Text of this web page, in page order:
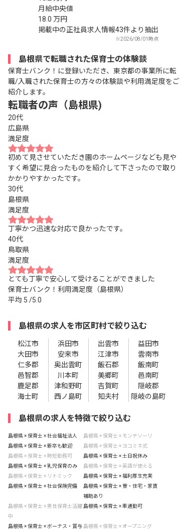
月給中央値
18.0 万円
掲載中の正社員求人情報43件より抽出
※2026/08/01時点
島根県で転職された保育士の体験談
保育士バンク！に登録いただき、東京都の事業所に転
職/入職された保育士の方々の体験談や利用満足度をご
紹介します。
転職者の声（島根県)
20代
広島県
満足度
初めて見させていただき園のホームページなども見や
すく希望に見合ったものを紹介して下さったので取り
かかりやすかったです。
30代
島根県
満足度
丁寧かつ迅速な対応で良かったです。
40代
鳥取県
満足度
とても丁寧で安心して受けることができました
保育士バンク！利用満足度（島根県）
平均 5 /5.0
島根県の求人を市区町村で絞り込む
松江市 浜田市 出雲市
益田市
大田市
安来市 江津市
雲南市
仁多郡
奥出雲町 飯石郡
飯南町
邑智郡
川本町 美郷町
邑南町
鹿足郡
津和野町 吉賀町
隠岐郡
海士町
西ノ島町 知夫村 隠岐の島町
島根県の求人を特徴で絞り込む
島根県 × 保育士 × 社会福祉法人
島根県 × 保育士 × モンテソーリ
島根県 × 保育士 × 新卒も歓迎
島根県 × 保育士 × ヨコミネ式
島根県 × 保育士 × 時短勤務可
島根県 × 保育士 × 土日祝休み
島根県 × 保育士 × 乳児保育のみ
島根県 × 保育士 × 英語が使える
島根県 × 保育士 × リトミック
島根県 × 保育士 × 福利厚生充実
島根県 × 保育士 × 社会保険完備
島根県 × 保育士 × 寮・住宅・家賃
補助あり
島根県 × 保育士 × 男性保育士活躍
中
島根県 × 保育士 × 車通勤可
島根県 × 保育士 × ボーナス・賞与 島根県 × 保育士 × オープニング